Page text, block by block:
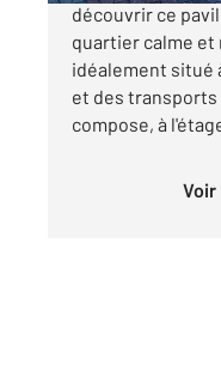
découvrir ce
quartier calme et
idéalement situé
et des transports
compose, à